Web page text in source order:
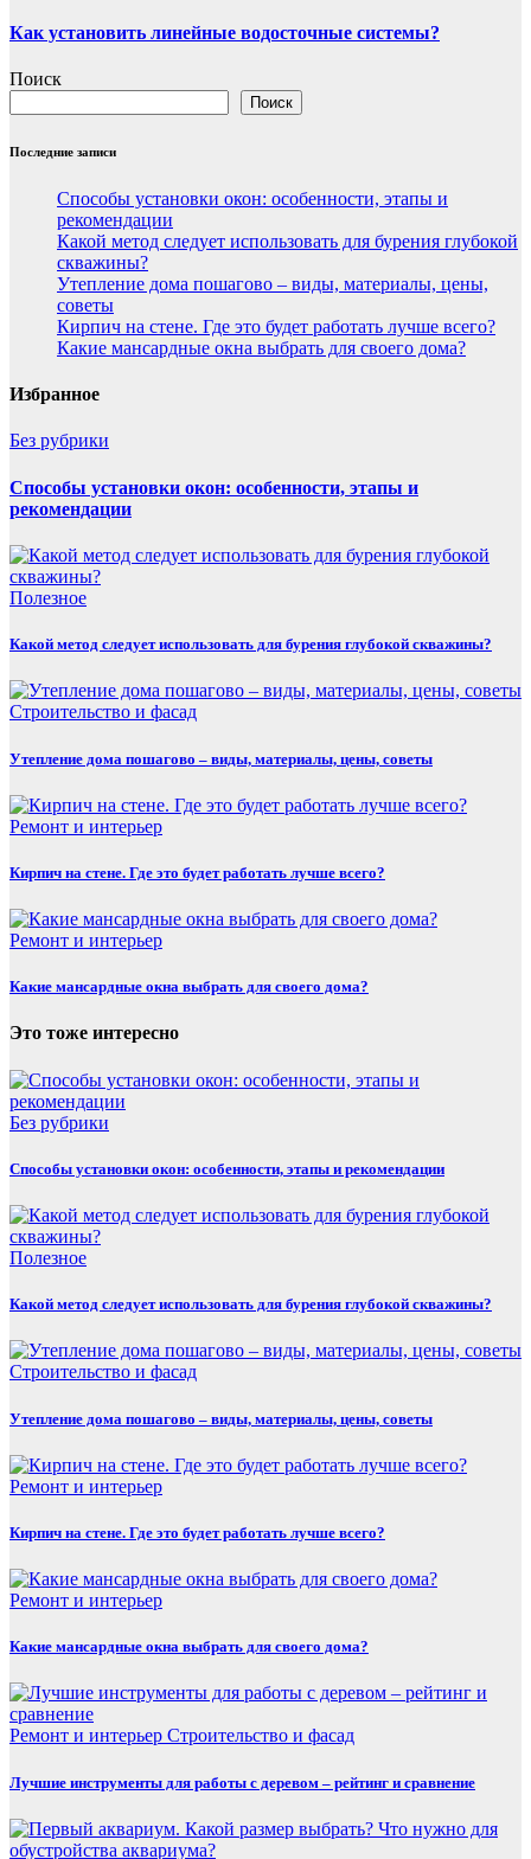
Как установить линейные водосточные системы?
Поиск
Поиск
Последние записи
Способы установки окон: особенности, этапы и
рекомендации
Какой метод следует использовать для бурения глубокой
скважины?
Утепление дома пошагово – виды, материалы, цены,
советы
Кирпич на стене. Где это будет работать лучше всего?
Какие мансардные окна выбрать для своего дома?
Избранное
Без рубрики
Способы установки окон: особенности, этапы и
рекомендации
Полезнoe
Какой метод следует использовать для бурения глубокой скважины?
Строительство и фасад
Утепление дома пошагово – виды, материалы, цены, советы
Ремонт и интерьер
Кирпич на стене. Где это будет работать лучше всего?
Ремонт и интерьер
Какие мансардные окна выбрать для своего дома?
Это тоже интересно
Без рубрики
Способы установки окон: особенности, этапы и рекомендации
Полезнoe
Какой метод следует использовать для бурения глубокой скважины?
Строительство и фасад
Утепление дома пошагово – виды, материалы, цены, советы
Ремонт и интерьер
Кирпич на стене. Где это будет работать лучше всего?
Ремонт и интерьер
Какие мансардные окна выбрать для своего дома?
Ремонт и интерьер Строительство и фасад
Лучшие инструменты для работы с деревом – рейтинг и сравнение